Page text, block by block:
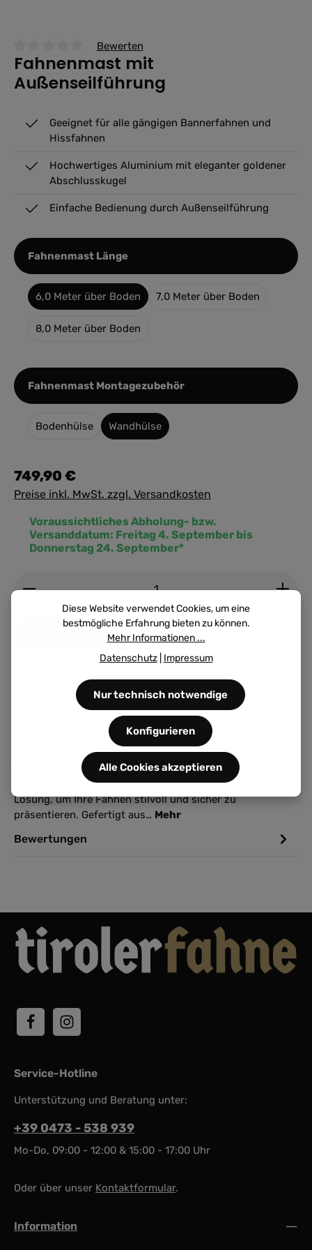
Durchschnittliche Bewertung von 0 von 5 Sternen
Bewerten
Fahnenmast mit
Außenseilführung
Geeignet für alle gängigen Bannerfahnen und
Hissfahnen
Hochwertiges Aluminium mit eleganter goldener
Abschlusskugel
Einfache Bedienung durch Außenseilführung
Fahnenmast Längeauswählen
6,0 Meter über Boden 7,0 Meter über Boden
8,0 Meter über Boden
Fahnenmast Montagezubehörauswählen
Bodenhülse Wandhülse
Produkt Anzahl: Gib den gewünschten Wert ein
In den Warenkorb
Voraussichtliches Abholung- bzw.
Versanddatum: Freitag 4. September bis
Donnerstag 24. September*
749,90 €
Preise inkl. MwSt. zzgl. Versandkosten
Beschreibung
Der Fahnenmast mit Außenseilführung ist die ideale
Lösung, um Ihre Fahnen stilvoll und sicher zu
präsentieren. Gefertigt aus… Mehr
Bewertungen
Service-Hotline
Unterstützung und Beratung unter:
+39 0473 - 538 939
Mo-Do, 09:00 - 12:00 & 15:00 - 17:00 Uhr
Oder über unser Kontaktformular.
Information
Diese Website verwendet Cookies, um eine
bestmögliche Erfahrung bieten zu können.
Mehr Informationen ...
Datenschutz| Impressum
Nur technisch notwendige
Konfigurieren
Alle Cookies akzeptieren